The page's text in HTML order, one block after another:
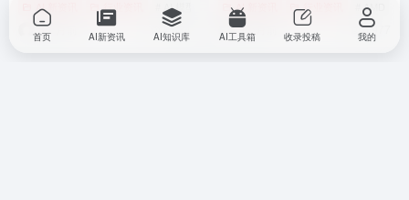
AI 新资讯 行业资讯 # AI 模型 # Avocado # Meta 模型
8个月前 4,634
AI 新资讯 行业资讯 # AMD
9个月前 6,977
首页 AI新资讯 AI知识库 AI工具箱 收录投稿 我的